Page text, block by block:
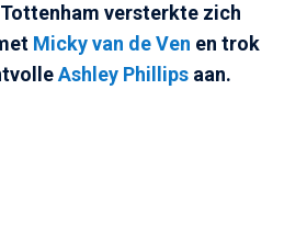
versterkte zich
Micky van de Ven en trok
Ashley Phillips aan.